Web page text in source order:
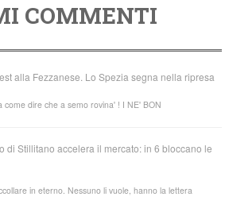
COMMENTI
alla Fezzanese. Lo Spezia segna nella ripresa
come dire che a semo rovina' ! I NE' BON
di Stillitano accelera il mercato: in 6 bloccano le
in eterno. Nessuno li vuole, hanno la lettera